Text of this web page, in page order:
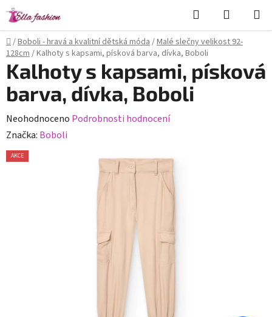
Přejít
na
obsah
Hledat
KOŠÍK
Domů
/Boboli - hravá a kvalitní dětská móda/Malé slečny velikost 92-
128cm/Kalhoty s kapsami, písková barva, dívka, Boboli
Kalhoty s kapsami, písková
barva, dívka, Boboli
Průměrné
hodnocení
produktu
Neohodnoceno Podrobnosti hodnocení
Značka: Boboli
AKCE